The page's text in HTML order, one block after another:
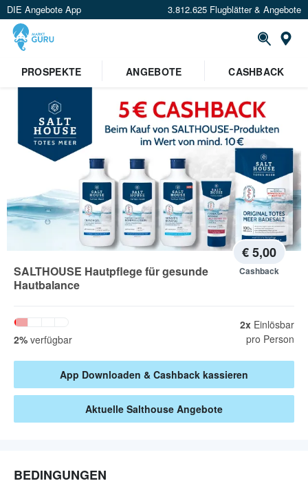
DIE Angebote App 3.812.625 Flugblätter & Angebote
PROSPEKTE
ANGEBOTE CASHBACK
SALTHOUSE Hautpflege für gesunde
Hautbalance
€ 5,00
Cashback
2% verfügbar
2x Einlösbar
pro Person
App Downloaden & Cashback kassieren
Aktuelle Salthouse Angebote
BEDINGUNGEN